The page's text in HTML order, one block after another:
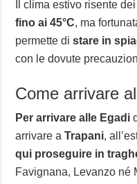
Il clima estivo risente
fino ai 45°C, ma
permette distare in
con le dovute
Come arrivare
Per arrivare alle Egadi
arrivare aTrapani,
qui proseguire in
Favignana, Levanzo né